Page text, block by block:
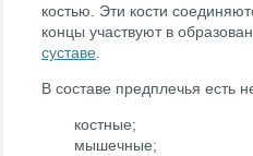
костью. Эти кости
концы участвуют в
суставе
В составе предплечья есть
костные;
мышечные;